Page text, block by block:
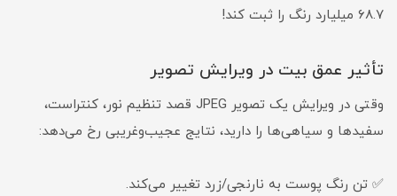
۶۸.۷ میلیارد رنگ را ثبت کند!
تأثیر عمق بیت در ویرایش تصویر
وقتی در ویرایش یک تصویر JPEG قصد تنظیم نور، کنتراست،
سفیدها و سیاهی‌ها را دارید، نتایج عجیب‌وغریبی رخ می‌دهد:
✅ تن رنگ پوست به نارنجی/زرد تغییر می‌کند.